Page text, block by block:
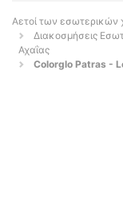
Αετοί των
Διακοσμήσεις
Αχαΐας
Colorglo Patras -